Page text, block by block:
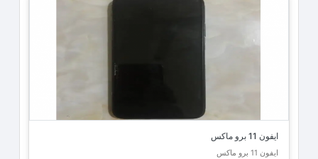
ايفون 11 برو ماكس
ايفون 11 برو ماكس